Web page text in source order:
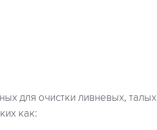
для очистки ливневых, талых
как: